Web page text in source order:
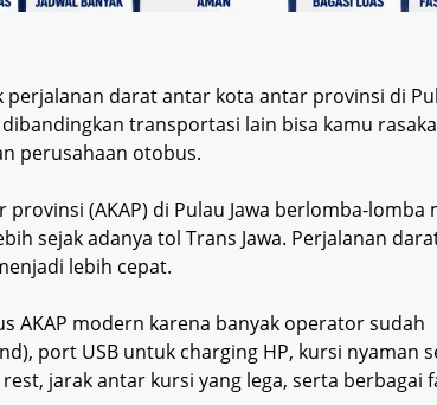
darat antar kota antar provinsi di
transportasi lain bisa kamu
perusahaan otobus.
(AKAP) di Pulau Jawa berlomba-lomba
sejak adanya tol Trans Jawa. Perjalanan
lebih cepat.
AKAP modern karena banyak operator sudah
port USB untuk charging HP, kursi nyaman
jarak antar kursi yang lega, serta berbagai